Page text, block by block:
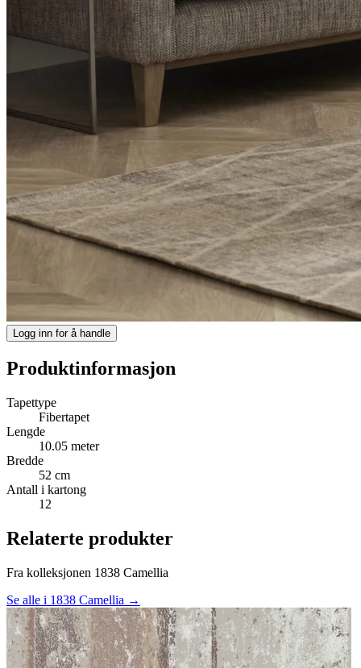
Logg inn for å handle
Produktinformasjon
Tapettype
Fibertapet
Lengde
10.05 meter
Bredde
52 cm
Antall i kartong
12
Relaterte produkter
Fra kolleksjonen 1838 Camellia
Se alle i 1838 Camellia →